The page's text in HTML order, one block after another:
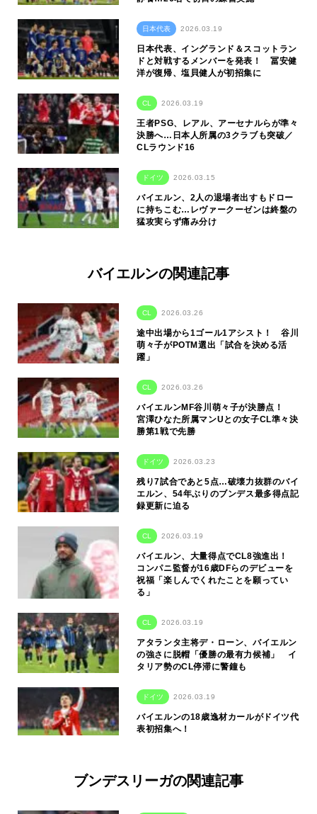
日本代表 2026.03.19
日本代表、イングランド＆スコットラン
ドと対戦するメンバーを発表！ 冨安健
洋が復帰、塩貝健人が初招集に
CL 2026.03.19
王者PSG、レアル、アーセナルらが準々
決勝へ…日本人所属の3クラブも突破／
CLラウンド16
ドイツ 2026.03.15
バイエルン、2人の退場者出すもドロー
に持ちこむ…レヴァークーゼンは終盤の
猛攻実らず痛み分け
バイエルンの関連記事
CL 2026.03.26
途中出場から1ゴール1アシスト！ 谷川
萌々子がPOTM選出「試合を決める活
躍」
CL 2026.03.26
バイエルンMF谷川萌々子が決勝点！
宮澤ひなた所属マンUとの女子CL準々決
勝第1戦で先勝
ドイツ 2026.03.23
残り7試合であと5点…破壊力抜群のバイ
エルン、54年ぶりのブンデス最多得点記
録更新に迫る
CL 2026.03.19
バイエルン、大量得点でCL8強進出！
コンパニ監督が16歳DFらのデビューを
祝福「楽しんでくれたことを願ってい
る」
CL 2026.03.19
アタランタ主将デ・ローン、バイエルン
の強さに脱帽「優勝の最有力候補」 イ
タリア勢のCL停滞に警鐘も
ドイツ 2026.03.19
バイエルンの18歳逸材カールがドイツ代
表初招集へ！
ブンデスリーガの関連記事